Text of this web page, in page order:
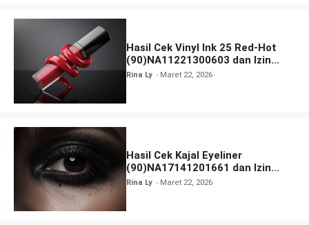
Hasil Cek Vinyl Ink 25 Red-Hot
(90)NA11221300603 dan Izin
BPOM
Rina Ly Maret 22, 2026
Hasil Cek Kajal Eyeliner
(90)NA17141201661 dan Izin
BPOM
Rina Ly Maret 22, 2026